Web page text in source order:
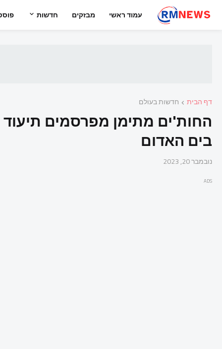
עמוד ראשי מבזקים חדשות
דף הבית חדשות בעולם
החות'ים מתימן מפרסמים
בים האדום
נובמבר 20, 2023
ADS